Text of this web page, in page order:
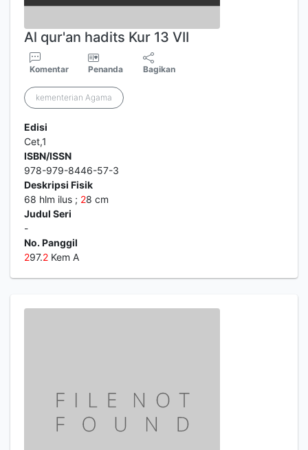
Al qur'an hadits Kur 13 VII
Komentar Penanda Bagikan
kementerian Agama
Edisi
Cet,1
ISBN/ISSN
978-979-8446-57-3
Deskripsi Fisik
68 hlm ilus ; 28 cm
Judul Seri
-
No. Panggil
297.2 Kem A